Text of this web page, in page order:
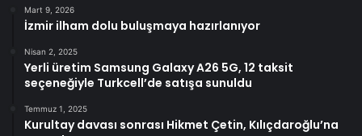
Mart 9, 2026
İzmir ilham dolu buluşmaya hazırlanıyor
Nisan 2, 2025
Yerli üretim Samsung Galaxy A26 5G, 12 taksit
seçeneğiyle Turkcell’de satışa sunuldu
Temmuz 1, 2025
Kurultay davası sonrası Hikmet Çetin, Kılıçdaroğlu’na